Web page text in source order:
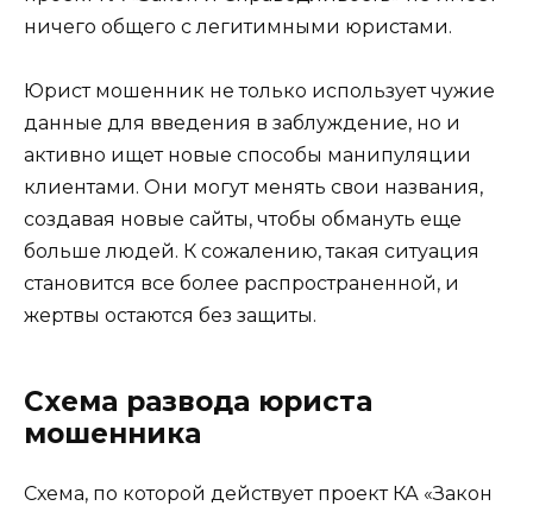
ничего общего с легитимными юристами.
Юрист мошенник не только использует чужие
данные для введения в заблуждение, но и
активно ищет новые способы манипуляции
клиентами. Они могут менять свои названия,
создавая новые сайты, чтобы обмануть еще
больше людей. К сожалению, такая ситуация
становится все более распространенной, и
жертвы остаются без защиты.
Схема развода юриста
мошенника
Схема, по которой действует проект КА «Закон